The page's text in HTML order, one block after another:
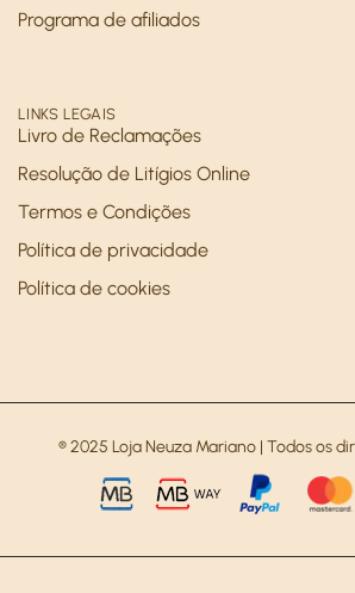
Programa de afiliados
LINKS LEGAIS
Livro de Reclamações
Resolução de Litígios Online
Termos e Condições
Política de privacidade
Política de cookies
® 2025 Loja Neuza Mariano | Todos os